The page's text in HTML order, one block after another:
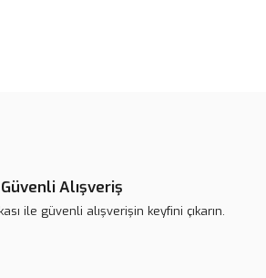
Güvenli Alışveriş
ile güvenli alışverişin keyfini çıkarın.